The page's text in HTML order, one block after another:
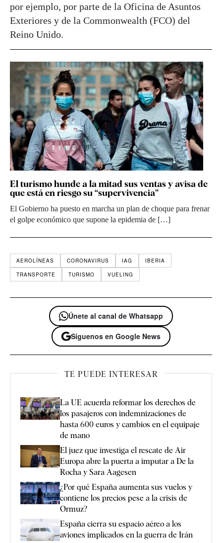
por ejemplo, por parte de la Oficina de Asuntos
Exteriores y de la Commonwealth (FCO) del
Reino Unido.
El turismo hunde a la mitad sus ventas y avisa de
que está en riesgo su “supervivencia”
El Gobierno ha puesto en marcha un plan de choque para frenar
el golpe económico que supone la epidemia de […]
AEROLÍNEAS CORONAVIRUS IAG
IBERIA
TRANSPORTE
TURISMO VUELING
Únete al canal de Whatsapp
Síguenos en Google News
TE PUEDE INTERESAR
La UE acuerda reformar los derechos de
los pasajeros con indemnizaciones de
hasta 600 euros y cambios en el equipaje
de mano
El juez que investiga el rescate de Air
Europa abre la puerta a imputar a De la
Rocha y Sara Aagesen
¿Por qué España aumenta sus vuelos y
contiene los precios pese a la crisis de
Ormuz?
España cierra su espacio aéreo a los
aviones implicados en la guerra de Irán